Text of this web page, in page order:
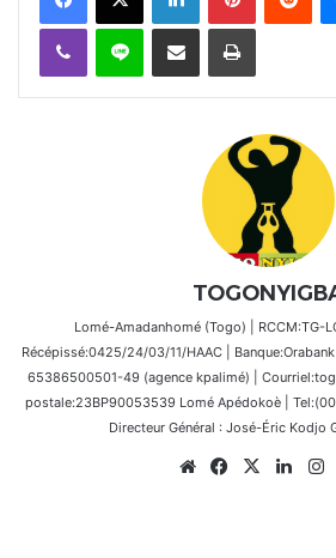
Viber Ligne Partager par email Imprimer
Lomé-Amadanhomé (Togo) | RCCM:TG-
Récépissé:0425/24/03/11/HAAC |
65386500501-49 (agence kpalimé) |
postale:23BP90053539 Lomé Apédokoè |
Directeur Général : José-Éric Kodjo
WebsiteFacebook
X